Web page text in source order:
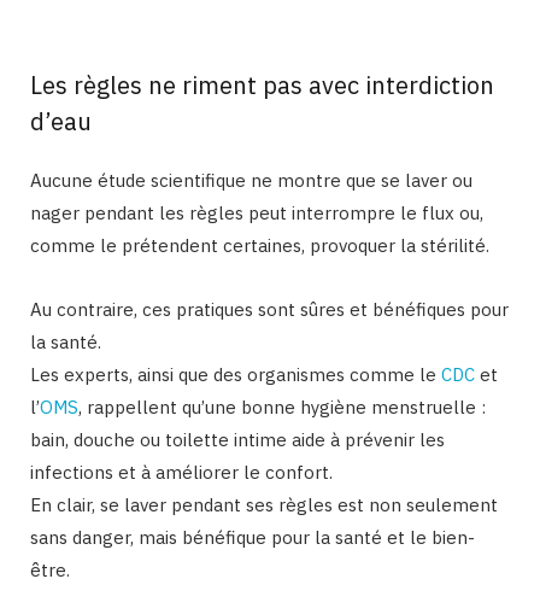
Les règles ne riment pas avec interdiction
d’eau
Aucune étude scientifique ne montre que se laver ou
nager pendant les règles peut interrompre le flux ou,
comme le prétendent certaines, provoquer la stérilité.
Au contraire, ces pratiques sont sûres et bénéfiques pour
la santé.
Les experts, ainsi que des organismes comme le CDC et
l’OMS, rappellent qu’une bonne hygiène menstruelle :
bain, douche ou toilette intime aide à prévenir les
infections et à améliorer le confort.
En clair, se laver pendant ses règles est non seulement
sans danger, mais bénéfique pour la santé et le bien-
être.